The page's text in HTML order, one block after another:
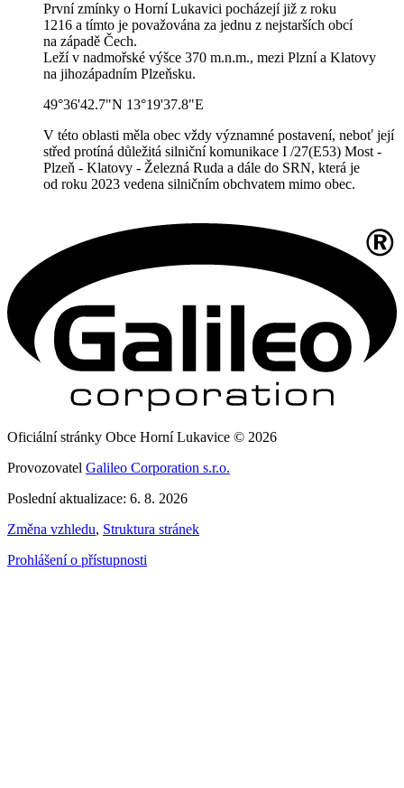
První zmínky o Horní Lukavici pocházejí již z roku
1216 a tímto je považována za jednu z nejstarších obcí
na západě Čech.
Leží v nadmořské výšce 370 m.n.m., mezi Plzní a Klatovy
na jihozápadním Plzeňsku.
49°36'42.7"N 13°19'37.8"E
V této oblasti měla obec vždy významné postavení, neboť její
střed protíná důležitá silniční komunikace I /27(E53) Most -
Plzeň - Klatovy - Železná Ruda a dále do SRN, která je
od roku 2023 vedena silničním obchvatem mimo obec.
Oficiální stránky Obce Horní Lukavice © 2026
Provozovatel Galileo Corporation s.r.o.
Poslední aktualizace: 6. 8. 2026
Změna vzhledu, Struktura stránek
Prohlášení o přístupnosti